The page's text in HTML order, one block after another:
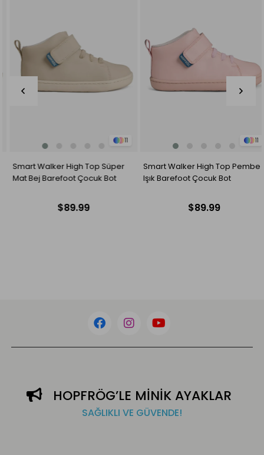
11
Smart Walker High Top Pembe
Işık Barefoot Çocuk Bot
$89.99
11
Smart Walker High Top Kırmızı
Işık Barefoot Çocuk Bot
$89.99
HOPFRÖG’LE MİNİK AYAKLAR
SAĞLIKLI VE GÜVENDE!